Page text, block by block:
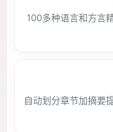
100多种语言和方言
自动划分章节加摘要